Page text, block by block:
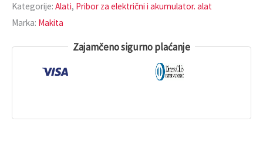
Kategorije: Alati, Pribor za električni i akumulator. alat
Marka: Makita
Zajamčeno sigurno plaćanje